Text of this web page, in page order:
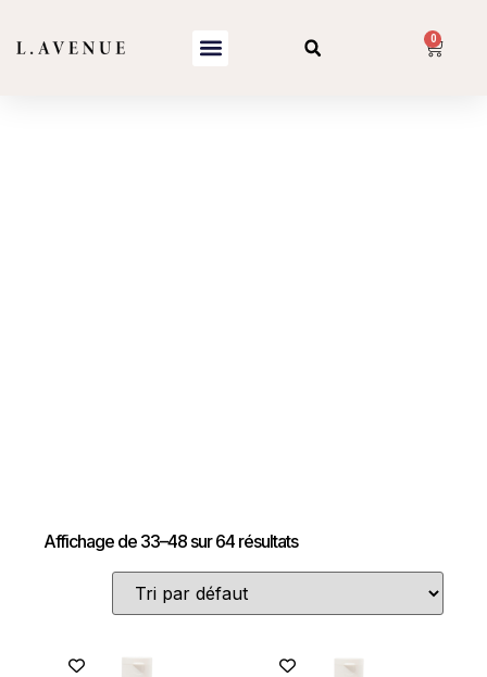
0
Affichage de 33–48 sur 64 résultats